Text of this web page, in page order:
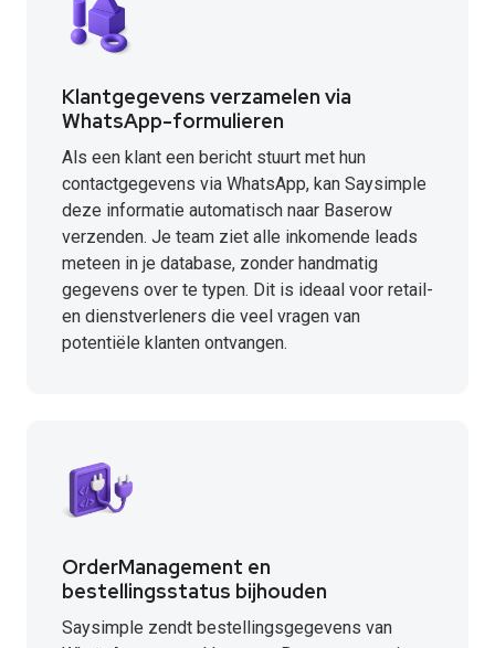
Klantgegevens verzamelen via
WhatsApp-formulieren
Als een klant een bericht stuurt met hun
contactgegevens via WhatsApp, kan Saysimple
deze informatie automatisch naar Baserow
verzenden. Je team ziet alle inkomende leads
meteen in je database, zonder handmatig
gegevens over te typen. Dit is ideaal voor retail-
en dienstverleners die veel vragen van
potentiële klanten ontvangen.
OrderManagement en
bestellingsstatus bijhouden
Saysimple zendt bestellingsgegevens van